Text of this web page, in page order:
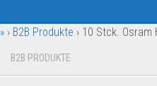
Garten & Werkzeug
Geschäft, Büro & Schreibwaren
Geschenkartikel
» › B2B Produkte › 10 Stck. Osram
B2B PRODUKTE